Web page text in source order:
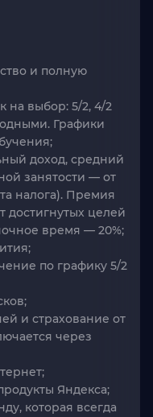
и полную
на выбор: 5/2, 4/2
Графики
доход, средний
занятости — от
налога). Премия
достигнутых целей
время — 20%;
по графику 5/2
и страхование от
через
Яндекса;
которая всегда